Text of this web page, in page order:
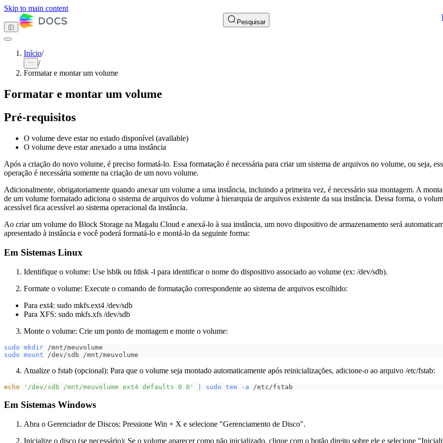
Skip to main content
Pesquisar
Tema escuro
Computação
Object Storage
Block Storage
Como fazer
Volumes
Listar volumes
Deletar volume
Renomear
Alterar tipo de
volume
Formatar e
volume
a uma Instância
Desanexar
Instância
o volume
Estender um
Disco Anexado
Tipos de Volumes
Snapshots
Referência da API
Banco de dados
DevOps & Ferramentas
Início/
/
Formatar e montar um volume
Formatar e montar um volume
Pré-requisitos
O volume deve estar no estado disponível (available)
O volume deve estar anexado a uma instância
Após a criação do novo volume, é preciso formatá-lo. Essa formatação é necessária para criar um sistema de arquivos no volume, ou seja,
operação é necessária somente na criação de um novo volume.
Adicionalmente, obrigatoriamente quando anexar um volume a uma instância, incluindo a primeira vez, é necessário sua montagem. A
de um volume formatado adiciona o sistema de arquivos do volume à hierarquia de arquivos existente da sua instância. Dessa forma, o
acessível fica acessível ao sistema operacional da instância.
Ao criar um volume do Block Storage na Magalu Cloud e anexá-lo à sua instância, um novo dispositivo de armazenamento será
apresentado à instância e você poderá formatá-lo e montá-lo da seguinte forma:
Em Sistemas Linux
Identifique o volume: Use lsblk ou fdisk -l para identificar o nome do dispositivo associado ao volume (ex: /dev/sdb).
Formate o volume: Execute o comando de formatação correspondente ao sistema de arquivos escolhido:
Para ext4: sudo mkfs.ext4 /dev/sdb
Para XFS: sudo mkfs.xfs /dev/sdb
Monte o volume: Crie um ponto de montagem e monte o volume:
sudo mkdir /mnt/meuvolume
sudo mount /dev/sdb /mnt/meuvolume
Atualize o fstab (opcional): Para que o volume seja montado automaticamente após reinicializações, adicione-o ao arquivo /etc/fstab:
echo '/dev/sdb /mnt/meuvolume ext4 defaults 0 0' sudo tee -a /etc/fstab
Em Sistemas Windows
Abra o Gerenciador de Discos: Pressione Win + X e selecione "Gerenciamento de Disco".
Inicialize o disco (se necessário): Se o volume aparecer como não inicializado, clique com o botão direito sobre ele e selecione